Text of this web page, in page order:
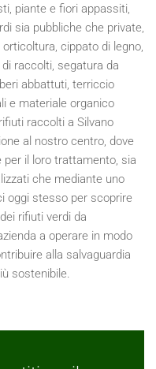
piante e fiori appassiti,
sia pubbliche che private,
cippato di legno,
raccolti, segatura da
abbattuti, terriccio
e materiale organico
raccolti a Silvano
al nostro centro, dove
per il loro trattamento, sia
che mediante uno
oggi stesso per scoprire
rifiuti verdi da
a operare in modo
alla salvaguardia
sostenibile.